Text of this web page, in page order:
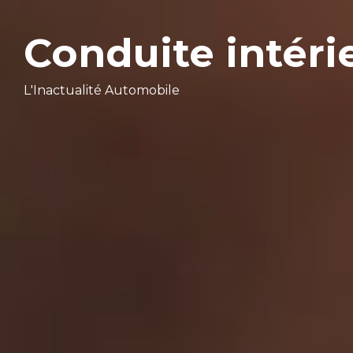
Conduite
L'Inactualité Automobile